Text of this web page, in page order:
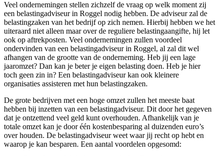
Veel ondernemingen stellen zichzelf de vraag op welk moment zij
een belastingadviseur in Roggel nodig hebben. De adviseur zal de
belastingzaken van het bedrijf op zich nemen. Hierbij hebben we het
uiteraard niet alleen maar over de reguliere belastingaangifte, hij let
ook op aftrekposten. Veel ondernemingen zullen voordeel
ondervinden van een belastingadviseur in Roggel, al zal dit wel
afhangen van de grootte van de onderneming. Heb jij een lage
jaaromzet? Dan kan je beter je eigen belasting doen. Heb je hier
toch geen zin in? Een belastingadviseur kan ook kleinere
organisaties assisteren met hun belastingzaken.
De grote bedrijven met een hoge omzet zullen het meeste baat
hebben bij inzetten van een belastingadviseur. Dit door het gegeven
dat je ontzettend veel geld kunt overhouden. Afhankelijk van je
totale omzet kan je door één kostenbesparing al duizenden euro’s
over houden. De belastingadviseur weet waar jij recht op hebt en
waarop je kan besparen. Een aantal voordelen opgesomd: